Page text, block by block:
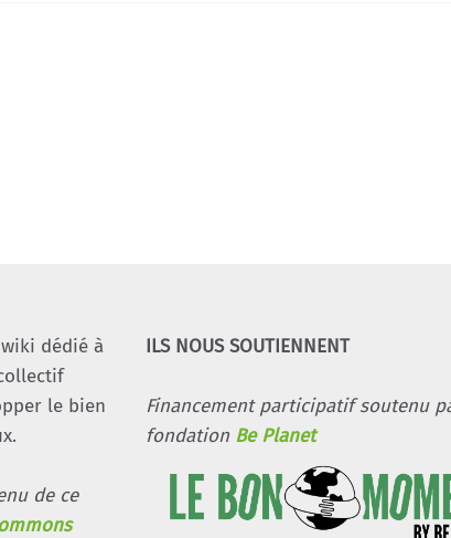
dédié à
le bien
de ce
ILS NOUS SOUTIENNENT
Financement participatif soutenu
fondation Be Planet